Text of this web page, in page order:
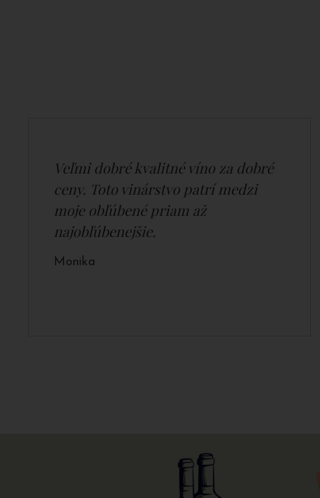
Veľmi dobré kvalitné víno za dobré
ceny. Toto vinárstvo patrí medzi
moje obľúbené priam až
najobľúbenejšie.
Monika